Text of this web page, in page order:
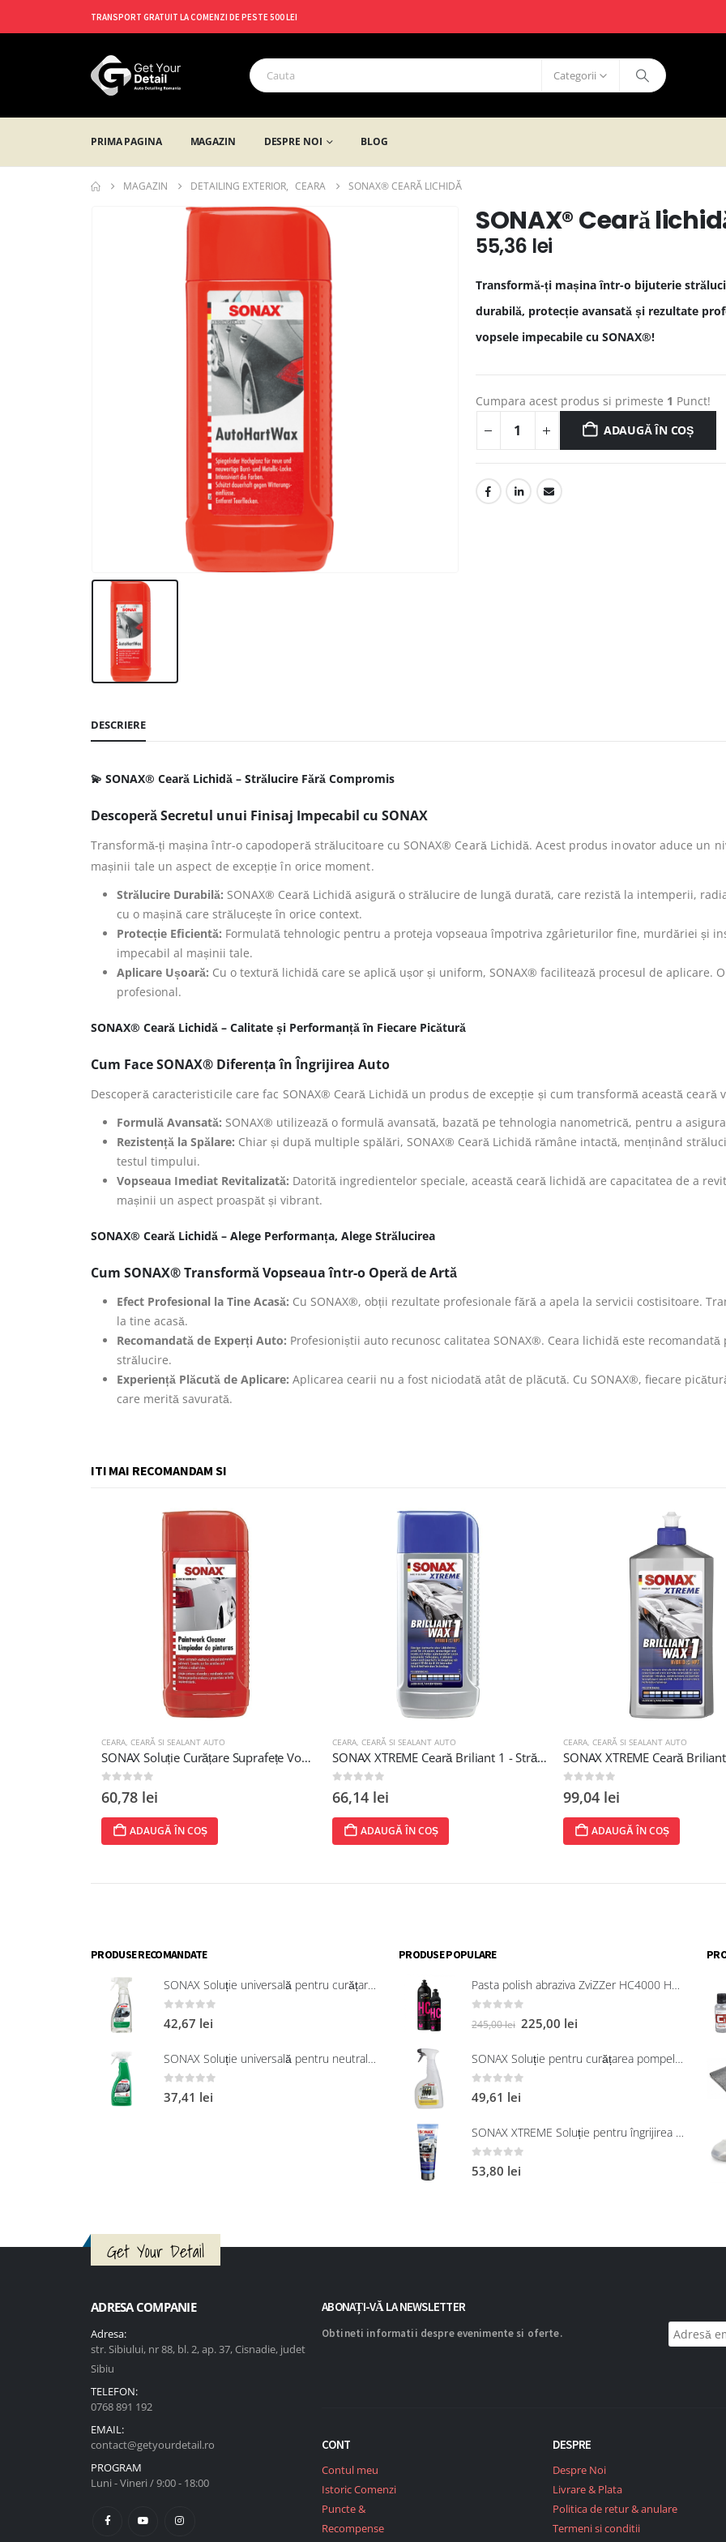
TRANSPORT GRATUIT LA COMENZI DE PESTE 500 LEI
Categorii
PRIMA PAGINA MAGAZIN DESPRE NOI BLOG
MAGAZIN DETAILING EXTERIOR, CEARA SONAX® CEARĂ LICHIDĂ
SONAX® Ceară
55,36 lei
Transformă-ți mașina într-o bijuterie
durabilă, protecție avansată și rezultate
vopsele impecabile cu SONAX®!
Cumpara acest produs si primeste 1 Punct!
ADAUGĂ ÎN COȘ
DESCRIERE
💫 SONAX® Ceară Lichidă – Strălucire Fără Compromis
Descoperă Secretul unui Finisaj Impecabil cu SONAX
Transformă-ți mașina într-o capodoperă strălucitoare cu SONAX® Ceară Lichidă. Acest produs inovator aduce un
mașinii tale un aspect de excepție în orice moment.
Strălucire Durabilă: SONAX® Ceară Lichidă asigură o strălucire de lungă durată, care rezistă la intemperii,
cu o mașină care strălucește în orice context.
Protecție Eficientă: Formulată tehnologic pentru a proteja vopseaua împotriva zgârieturilor fine, murdăriei și
impecabil al mașinii tale.
Aplicare Ușoară: Cu o textură lichidă care se aplică ușor și uniform, SONAX® facilitează procesul de
profesional.
SONAX® Ceară Lichidă – Calitate și Performanță în Fiecare Picătură
Cum Face SONAX® Diferența în Îngrijirea Auto
Descoperă caracteristicile care fac SONAX® Ceară Lichidă un produs de excepție și cum transformă această
Formulă Avansată: SONAX® utilizează o formulă avansată, bazată pe tehnologia nanometrică, pentru a
Rezistență la Spălare: Chiar și după multiple spălări, SONAX® Ceară Lichidă rămâne intactă, menținând
testul timpului.
Vopseaua Imediat Revitalizată: Datorită ingredientelor speciale, această ceară lichidă are capacitatea de a
mașinii un aspect proaspăt și vibrant.
SONAX® Ceară Lichidă – Alege Performanța, Alege Strălucirea
Cum SONAX® Transformă Vopseaua într-o Operă de Artă
Efect Profesional la Tine Acasă: Cu SONAX®, obții rezultate profesionale fără a apela la servicii costisitoare.
la tine acasă.
Recomandată de Experți Auto: Profesioniștii auto recunosc calitatea SONAX®. Ceara lichidă este
strălucire.
Experiență Plăcută de Aplicare: Aplicarea cearii nu a fost niciodată atât de plăcută. Cu SONAX®, fiecare
care merită savurată.
ITI MAI RECOMANDAM SI
CEARA,CEARĂ SI SEALANT AUTO
SONAX Soluție Curățare Suprafețe Vopsite - Strălucire și Protecție 500 ml
60,78lei
ADAUGĂ ÎN COȘ
CEARA,CEARĂ SI SEALANT AUTO
SONAX XTREME Ceară Briliant 1 - Strălucire Profundă și Protecție Durabilă 250 ml
66,14lei
ADAUGĂ ÎN COȘ
CEARA,CEARĂ SI SEALANT AUTO
99,04lei
ADAUGĂ ÎN COȘ
PRODUSE RECOMANDATE
SONAX Soluție universală pentru curățarea suprafețelor interioare 321200
0 out of 5
42,67 lei
SONAX Soluție universală pentru neutralizarea mirosurilor neplăcute
0out of 5
37,41 lei
PRODUSE POPULARE
Pasta polish abraziva ZviZZer HC4000 Heavy Cut 750 ml
245,00lei 225,00 lei
SONAX Soluție pentru curățarea pompelor de combustibil, 750 ml
0 out of 5
49,61 lei
SONAX XTREME Soluție pentru îngrijirea suprafețelor exterioare din plastic 250 ml
0 out of 5
53,80 lei
Get Your Detail
ADRESA COMPANIE
Adresa:
str. Sibiului, nr 88, bl. 2, ap. 37, Cisnadie, judet
Sibiu
TELEFON:
0768 891 192
EMAIL:
contact@getyourdetail.ro
PROGRAM
Luni - Vineri / 9:00 - 18:00
ABONAȚI-VĂ LA NEWSLETTER
Obtineti informatii despre evenimente si oferte.
CONT
Contul meu
Istoric Comenzi
Puncte &
Recompense
DESPRE
Despre Noi
Livrare & Plata
Politica de retur & anulare
Termeni si conditii